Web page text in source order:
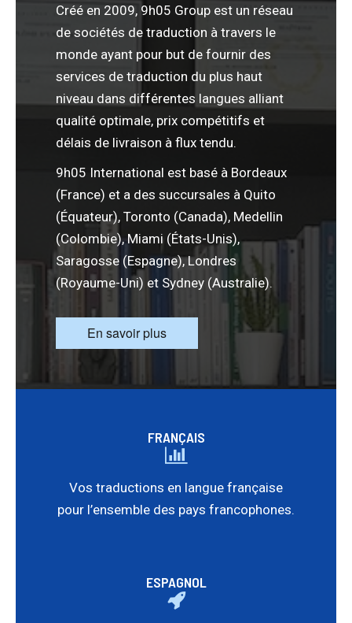
Créé en 2009, 9h05 Group est un réseau
de sociétés de traduction à travers le
monde ayant pour but de fournir des
services de traduction du plus haut
niveau dans différentes langues alliant
qualité optimale, prix compétitifs et
délais de livraison à flux tendu.
9h05 International est basé à Bordeaux
(France) et a des succursales à Quito
(Équateur), Toronto (Canada), Medellin
(Colombie), Miami (États-Unis),
Saragosse (Espagne), Londres
(Royaume-Uni) et Sydney (Australie).
En savoir plus
FRANÇAIS
Vos traductions en langue française
pour l’ensemble des pays francophones.
ESPAGNOL